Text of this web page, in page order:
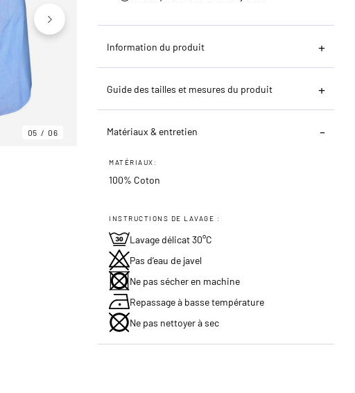
05 06
Information du produit
Guide des tailles et mesures du produit
Matériaux & entretien
MATÉRIAUX:
100% Coton
INSTRUCTIONS DE LAVAGE :
Lavage délicat 30°C
Pas d’eau de javel
Ne pas sécher en machine
Repassage à basse température
Ne pas nettoyer à sec